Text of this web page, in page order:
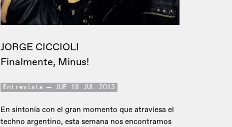
JORGE CICCIOLI
Finalmente, Minus!
Entrevista JUE 18 JUL 2013
En sintonía con el gran momento que atraviesa el
techno argentino, esta semana nos encontramos